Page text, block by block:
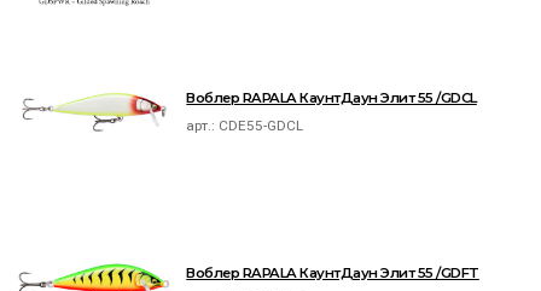
Воблер RAPALA КаунтДаун Элит 55 /GDCL
арт.: CDE55-GDCL
Воблер RAPALA КаунтДаун Элит 55 /GDFT